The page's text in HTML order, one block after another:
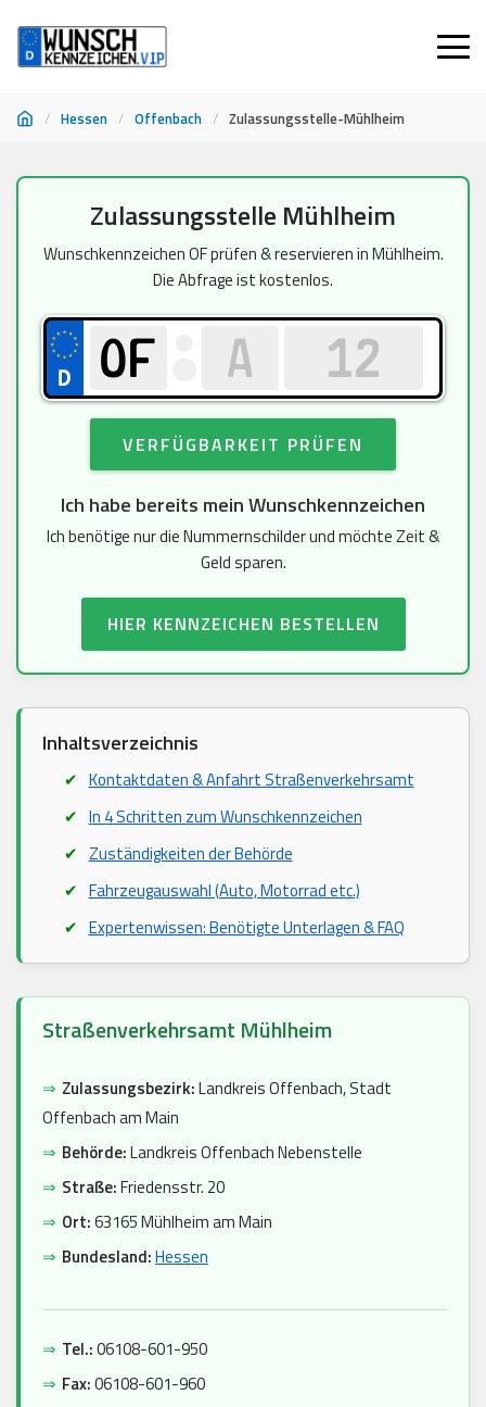
/ Hessen / Offenbach / Zulassungsstelle-Mühlheim
springen
Zulassungsstelle Mühlheim
Wunschkennzeichen OF prüfen & reservieren in Mühlheim.
Die Abfrage ist kostenlos.
VERFÜGBARKEIT PRÜFEN
Ich habe bereits mein Wunschkennzeichen
Ich benötige nur die Nummernschilder und möchte Zeit &
Geld sparen.
HIER KENNZEICHEN BESTELLEN
Inhaltsverzeichnis
Kontaktdaten & Anfahrt Straßenverkehrsamt
In 4 Schritten zum Wunschkennzeichen
Zuständigkeiten der Behörde
Fahrzeugauswahl (Auto, Motorrad etc.)
Expertenwissen: Benötigte Unterlagen & FAQ
Straßenverkehrsamt Mühlheim
⇒ Zulassungsbezirk:Landkreis Offenbach, Stadt
Offenbach am Main
⇒ Behörde:Landkreis Offenbach Nebenstelle
⇒ Straße:Friedensstr. 20
⇒ Ort:63165 Mühlheim am Main
⇒ Bundesland:Hessen
⇒ Tel.:06108-601-950
⇒ Fax:06108-601-960